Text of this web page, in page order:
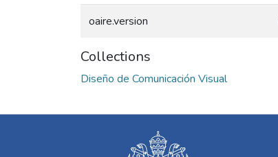
oaire.version
Collections
Diseño de Comunicación Visual